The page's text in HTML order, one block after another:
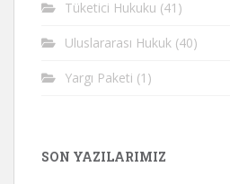
Tüketici Hukuku (41)
Uluslararası Hukuk (40)
Yargı Paketi (1)
SON YAZILARIMIZ